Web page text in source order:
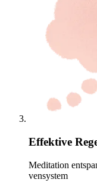
Effektive
Medi­ta­tion
ven­sys­tem